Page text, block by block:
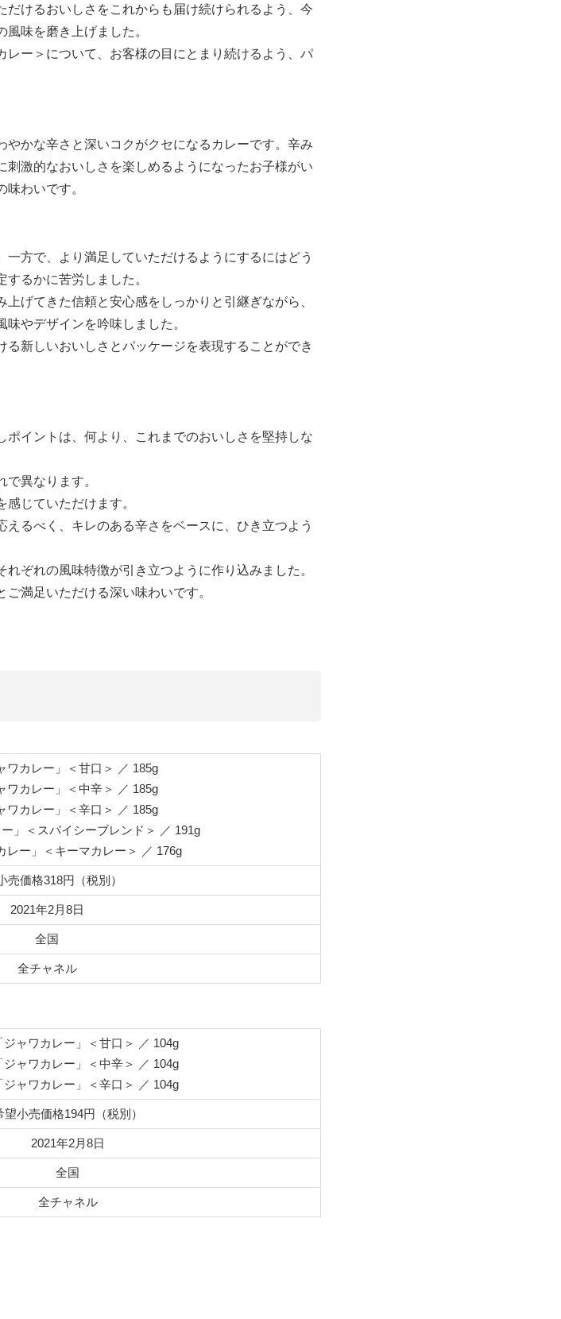
けるおいしさをこれからも届け続けられるよう、今
味を磨き上げました。
ー＞について、お客様の目にとまり続けるよう、パ
かな辛さと深いコクがクセになるカレーです。辛み
激的なおいしさを楽しめるようになったお子様がい
わいです。
方で、より満足していただけるようにするにはどう
るかに苦労しました。
げてきた信頼と安心感をしっかりと引継ぎながら、
やデザインを吟味しました。
新しいおいしさとパッケージを表現することができ
イントは、何より、これまでのおいしさを堅持しな
異なります。
じていただけます。
るべく、キレのある辛さをベースに、ひき立つよう
ぞれの風味特徴が引き立つように作り込みました。
満足いただける深い味わいです。
ワカレー」＜甘口＞ ／ 185g
ワカレー」＜中辛＞ ／ 185g
ワカレー」＜辛口＞ ／ 185g
」＜スパイシーブレンド＞ ／ 191g
レー」＜キーマカレー＞ ／ 176g
売価格318円（税別）
2021年2月8日
全国
全チャネル
ジャワカレー」＜甘口＞ ／ 104g
ジャワカレー」＜中辛＞ ／ 104g
ジャワカレー」＜辛口＞ ／ 104g
望小売価格194円（税別）
2021年2月8日
全国
全チャネル